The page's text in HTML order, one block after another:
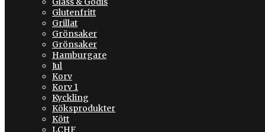
Glutenfritt
Grillat
Grönsaker
Grönsaker
Hamburgare
Jul
Korv
Korv 1
Kyckling
Köksprodukter
Kött
LCHF